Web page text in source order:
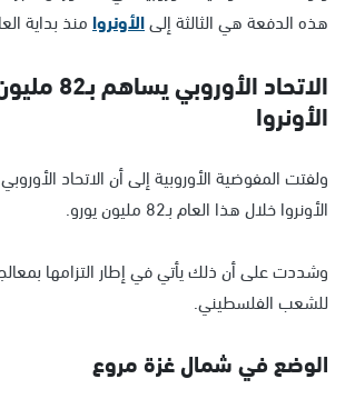
هذه الدفعة هي الثالثة إلىالأونروا منذ بداية
الاتحاد
الأونروا
ولفتت المفوضية الأوروبية إلى أن الاتحاد
الأونروا خلال هذا العام بـ82 مليون يورو.
وشددت على أن ذلك يأتي في إطار التزامها
للشعب الفلسطيني.
الوضع في شمال غزة مروع